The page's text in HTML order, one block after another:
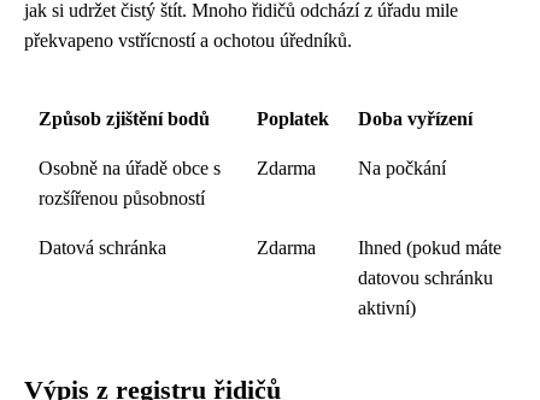
jak si udržet čistý štít. Mnoho řidičů odchází z úřadu mile
překvapeno vstřícností a ochotou úředníků.
Způsob zjištění bodů Poplatek Doba vyřízení
Osobně na úřadě obce s
rozšířenou působností
Zdarma Na počkání
Datová schránka Zdarma
Ihned (pokud máte
datovou schránku
aktivní)
Výpis z registru řidičů